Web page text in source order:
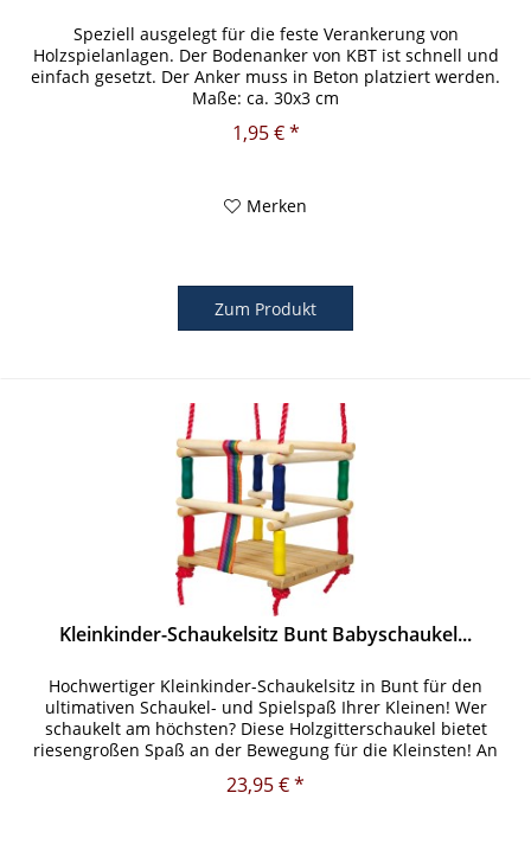
Speziell ausgelegt für die feste Verankerung von
Holzspielanlagen. Der Bodenanker von KBT ist schnell und
einfach gesetzt. Der Anker muss in Beton platziert werden.
Maße: ca. 30x3 cm
1,95 € *
Merken
Zum Produkt
Kleinkinder-Schaukelsitz Bunt Babyschaukel...
Hochwertiger Kleinkinder-Schaukelsitz in Bunt für den
ultimativen Schaukel- und Spielspaß Ihrer Kleinen! Wer
schaukelt am höchsten? Diese Holzgitterschaukel bietet
riesengroßen Spaß an der Bewegung für die Kleinsten! An
23,95 € *